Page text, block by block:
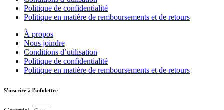
Politique de confidentialité
Politique en matière de remboursements et de retours
À propos
Nous joindre
Conditions d’utilisation
Politique de confidentialité
Politique en matière de remboursements et de retours
S'inscrire à l'infolettre